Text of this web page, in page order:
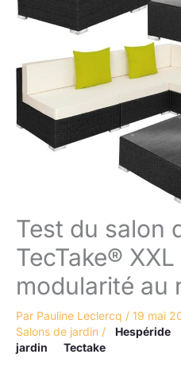
Test du salon
TecTake®
modularité au
Par Pauline Leclercq / 19 mai
Salons de jardin / Hespéride
jardin
Tectake